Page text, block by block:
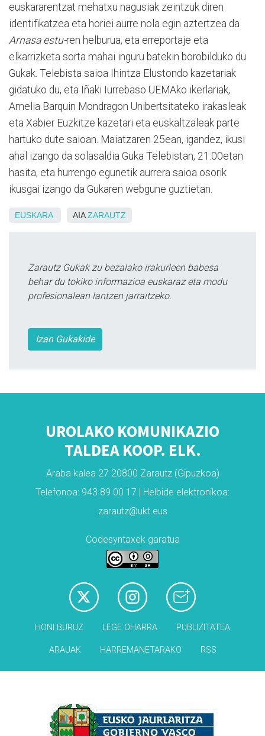
euskararentzat mehatxu nagusiak zeintzuk diren
identifikatzea eta horiei aurre nola egin aztertzea da
Arnasa estu-ren helburua, eta erreportaje eta
elkarrizketa sorta mahai inguru batekin borobilduko du
Gukak. Telebista saioa Ihintza Elustondo kazetariak
gidatuko du, eta Iñaki Iurrebaso UEMAko ikerlariak,
Amelia Barquin Mondragon Unibertsitateko irakasleak
eta Xabier Euzkitze kazetari eta euskaltzaleak parte
hartuko dute saioan. Maiatzaren 25ean, igandez, ikusi
ahal izango da solasaldia Guka Telebistan, 21:00etan
hasita, eta hurrengo egunetik aurrera saioa osorik
ikusgai izango da Gukaren webgune guztietan.
EUSKARA AIAZARAUTZ
Zarautz Gukak zu bezalako irakurleen babesa
behar du tokiko informazioa euskaraz eta modu
profesionalean lantzen jarraitzeko.
Izan Gukakide
UROLAKO KOMUNIKAZIO
TALDEA KOOP. ELK.
Araba kalea 27 20800 Zarautz (Gipuzkoa)
Telefonoa: 943 89 00 17 | Helbide elektronikoa:
zarautz@ukt.eus
Codesyntaxek garatua
HONI BURUZ LEGE OHARRA PUBLIZITATEA
ARAUAK HARREMANETARAKO RSS